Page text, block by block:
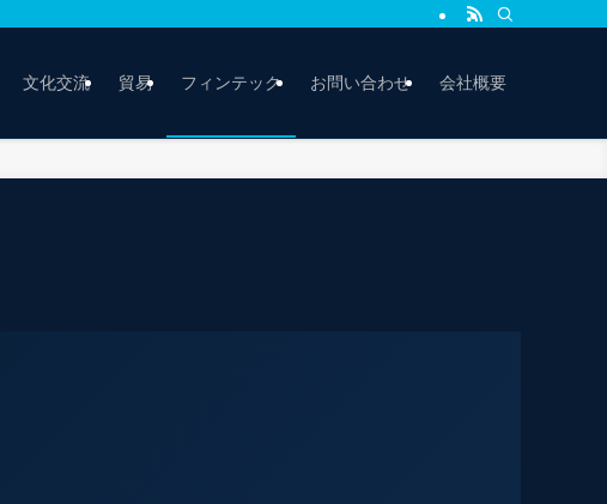
文化交流 貿易 フィンテック お問い合わせ 会社概要